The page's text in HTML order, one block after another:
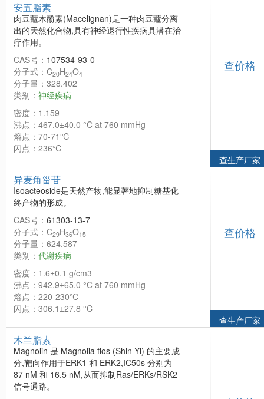
安五脂素
肉豆蔻木酚素(Macelignan)是一种肉豆蔻分离
出的天然化合物,具有神经退行性疾病具潜在治
疗作用。
CAS号： 107534-93-0
分子式：C20H24O4
分子量：328.402
类别： 神经疾病
密度：1.159
沸点：467.0±40.0 °C at 760 mmHg
熔点：70-71℃
闪点：236℃
查价格
查生产厂家
异麦角甾苷
Isoacteoside是天然产物,能显著地抑制糖基化
终产物的形成。
CAS号： 61303-13-7
分子式：C29H36O15
分子量：624.587
类别： 代谢疾病
密度：1.6±0.1 g/cm3
沸点：942.9±65.0 °C at 760 mmHg
熔点：220-230℃
闪点：306.1±27.8 °C
查价格
查生产厂家
木兰脂素
Magnolin 是 Magnolia flos (Shin-Yi) 的主要成
分,靶向作用于ERK1 和 ERK2,IC50s 分别为
87 nM 和 16.5 nM,从而抑制Ras/ERKs/RSK2
信号通路。